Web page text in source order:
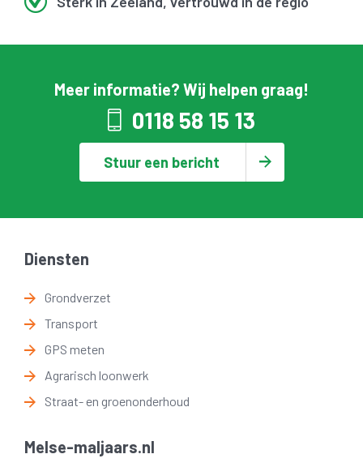
Meer informatie? Wij helpen graag!
0118 58 15 13
Stuur een bericht
Diensten
Grondverzet
Transport
GPS meten
Agrarisch loonwerk
Straat- en groenonderhoud
Melse-maljaars.nl